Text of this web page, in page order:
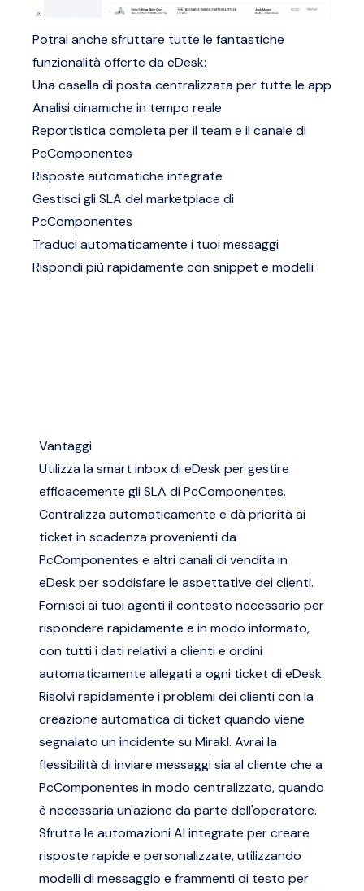
Potrai anche sfruttare tutte le fantastiche
funzionalità offerte da eDesk:
Una casella di posta centralizzata per tutte le app
Analisi dinamiche in tempo reale
Reportistica completa per il team e il canale di
PcComponentes
Risposte automatiche integrate
Gestisci gli SLA del marketplace di
PcComponentes
Traduci automaticamente i tuoi messaggi
Rispondi più rapidamente con snippet e modelli
Vantaggi
Utilizza la smart inbox di eDesk per gestire
efficacemente gli SLA di PcComponentes.
Centralizza automaticamente e dà priorità ai
ticket in scadenza provenienti da
PcComponentes e altri canali di vendita in
eDesk per soddisfare le aspettative dei clienti.
Fornisci ai tuoi agenti il contesto necessario per
rispondere rapidamente e in modo informato,
con tutti i dati relativi a clienti e ordini
automaticamente allegati a ogni ticket di eDesk.
Risolvi rapidamente i problemi dei clienti con la
creazione automatica di ticket quando viene
segnalato un incidente su Mirakl. Avrai la
flessibilità di inviare messaggi sia al cliente che a
PcComponentes in modo centralizzato, quando
è necessaria un'azione da parte dell'operatore.
Sfrutta le automazioni AI integrate per creare
risposte rapide e personalizzate, utilizzando
modelli di messaggio e frammenti di testo per